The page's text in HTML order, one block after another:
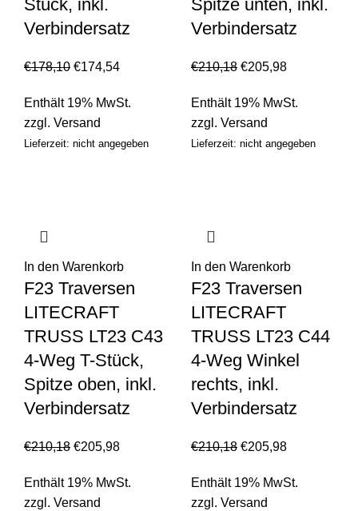
Stück, inkl.
Verbindersatz
€178,10 €174,54
Enthält 19% MwSt.
zzgl. Versand
Lieferzeit: nicht angegeben
Spitze unten, inkl.
Verbindersatz
€210,18 €205,98
Enthält 19% MwSt.
zzgl. Versand
Lieferzeit: nicht angegeben
In den Warenkorb
F23 Traversen
LITECRAFT
TRUSS LT23 C43
4-Weg T-Stück,
Spitze oben, inkl.
Verbindersatz
€210,18 €205,98
Enthält 19% MwSt.
zzgl. Versand
In den Warenkorb
F23 Traversen
LITECRAFT
TRUSS LT23 C44
4-Weg Winkel
rechts, inkl.
Verbindersatz
€210,18 €205,98
Enthält 19% MwSt.
zzgl. Versand